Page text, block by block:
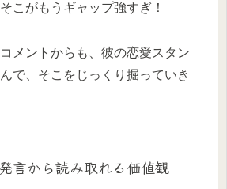
こがもうギャップ強すぎ！
メントからも、彼の恋愛スタン
で、そこをじっくり掘っていき
言から読み取れる価値観